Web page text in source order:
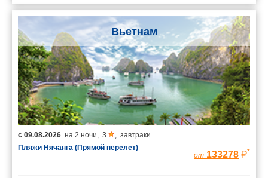
Вьетнам
с 09.08.2026 на 2 ночи, 3 , завтраки
Пляжи Нячанга (Прямой перелет)
от 133278 *